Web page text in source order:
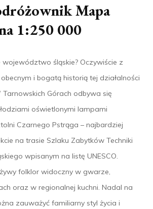
Mapa
1:250 000
województwo śląskie? Oczywiście z
i bogatą historią tej działalności
Górach odbywa się
oświetlonymi lampami
Czarnego Pstrąga – najbardziej
na trasie Szlaku Zabytków Techniki
wpisanym na listę UNESCO.
folklor widoczny w gwarze,
oraz w regionalnej kuchni. Nadal na
zauważyć familiarny styl życia i